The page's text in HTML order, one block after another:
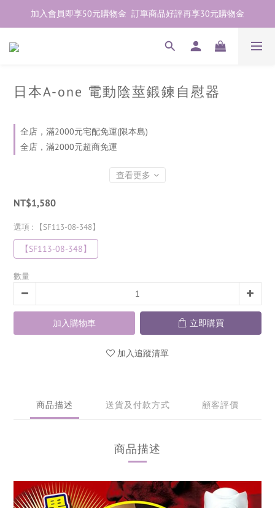
加入會員即享50元購物金  訂單商品好評再享30元購物金
加入會員即享50元購物金  訂單商品好評再享30元購物金
歡迎點右下紫色💬諮詢線上親密顧問
日本A-one 電動陰莖鍛鍊自慰器
全店，滿2000元宅配免運(限本島)
全店，滿2000元超商免運
查看更多
NT$1,580
選項 : 【SF113-08-348】
【SF113-08-348】
數量
加入購物車 立即購買
加入追蹤清單
商品描述 送貨及付款方式 顧客評價
商品描述